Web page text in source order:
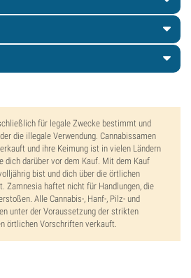
für legale Zwecke bestimmt und
die illegale Verwendung. Cannabissamen
und ihre Keimung ist in vielen Ländern
dich darüber vor dem Kauf. Mit dem Kauf
bist und dich über die örtlichen
Zamnesia haftet nicht für Handlungen, die
Alle Cannabis-, Hanf-, Pilz- und
unter der Voraussetzung der strikten
örtlichen Vorschriften verkauft.